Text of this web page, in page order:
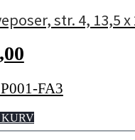
str. 4, 13,5 x
FA3